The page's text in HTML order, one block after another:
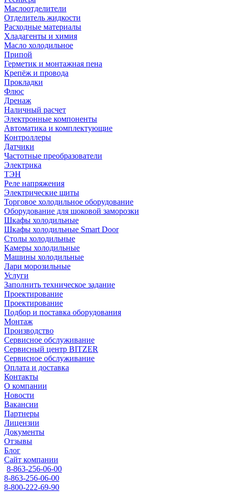
Маслоотделители
Отделитель жидкости
Расходные материалы
Хладагенты и химия
Масло холодильное
Припой
Герметик и монтажная пена
Крепёж и провода
Прокладки
Флюс
Дренаж
Наличный расчет
Электронные компоненты
Автоматика и комплектующие
Контроллеры
Датчики
Частотные преобразователи
Электрика
ТЭН
Реле напряжения
Электрические щиты
Торговое холодильное оборудование
Оборудование для шоковой заморозки
Шкафы холодильные
Шкафы холодильные Smart Door
Столы холодильные
Камеры холодильные
Машины холодильные
Лари морозильные
Услуги
Заполнить техническое задание
Проектирование
Проектирование
Подбор и поставка оборудования
Монтаж
Производство
Сервисное обслуживание
Сервисный центр BITZER
Сервисное обслуживание
Оплата и доставка
Контакты
О компании
Новости
Вакансии
Партнеры
Лицензии
Документы
Отзывы
Блог
Сайт компании
8-863-256-06-00
8-863-256-06-00
8-800-222-69-90